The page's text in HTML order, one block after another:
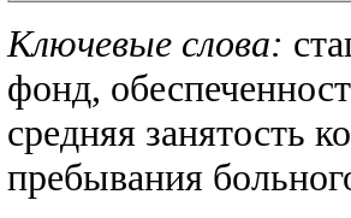
Ключевые слова:
фонд,
средняя занятость
пребывания